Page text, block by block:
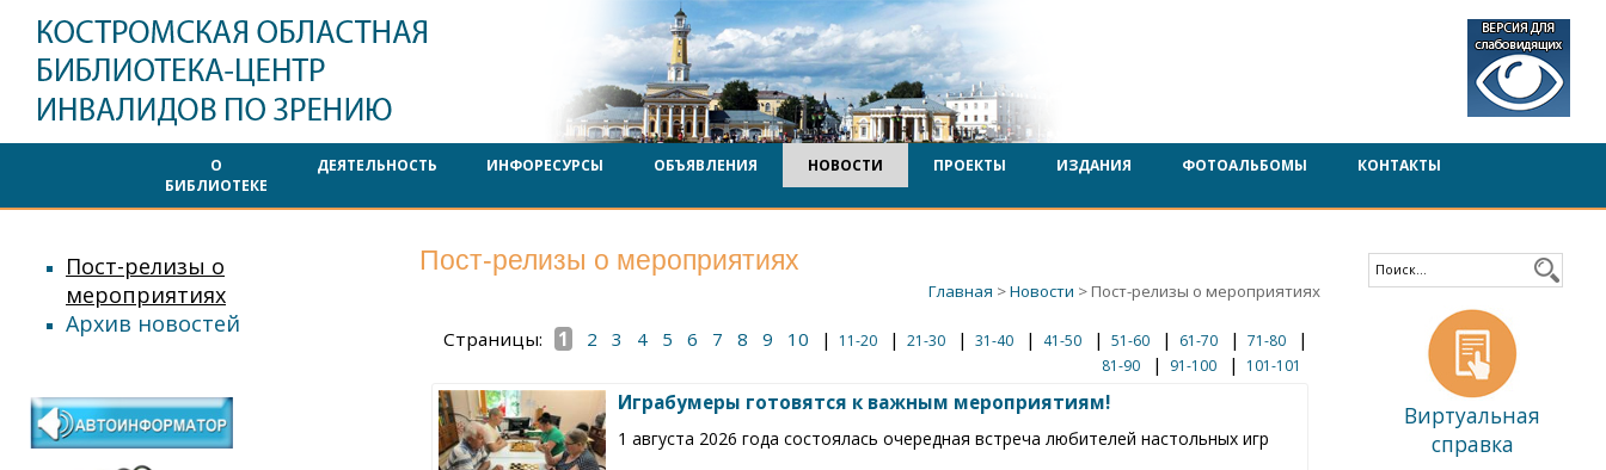
О
БИБЛИОТЕКЕ
ДЕЯТЕЛЬНОСТЬ ИНФОРЕСУРСЫ ОБЪЯВЛЕНИЯ НОВОСТИ ПРОЕКТЫ ИЗДАНИЯ ФОТОАЛЬБОМЫ КОНТАКТЫ
Пост-релизы о
мероприятиях
Архив новостей
Пост-релизы о мероприятиях
Главная >Новости > Пост-релизы о мероприятиях
Страницы: 1 2 3 4 5 6 7 8 9 10 | 11-20 | 21-30 | 31-40 | 41-50 | 51-60 | 61-70 | 71-80 |
81-90 | 91-100 | 101-101
Играбумеры готовятся к важным мероприятиям!
1 августа 2026 года состоялась очередная встреча любителей настольных игр
Виртуальная
справка